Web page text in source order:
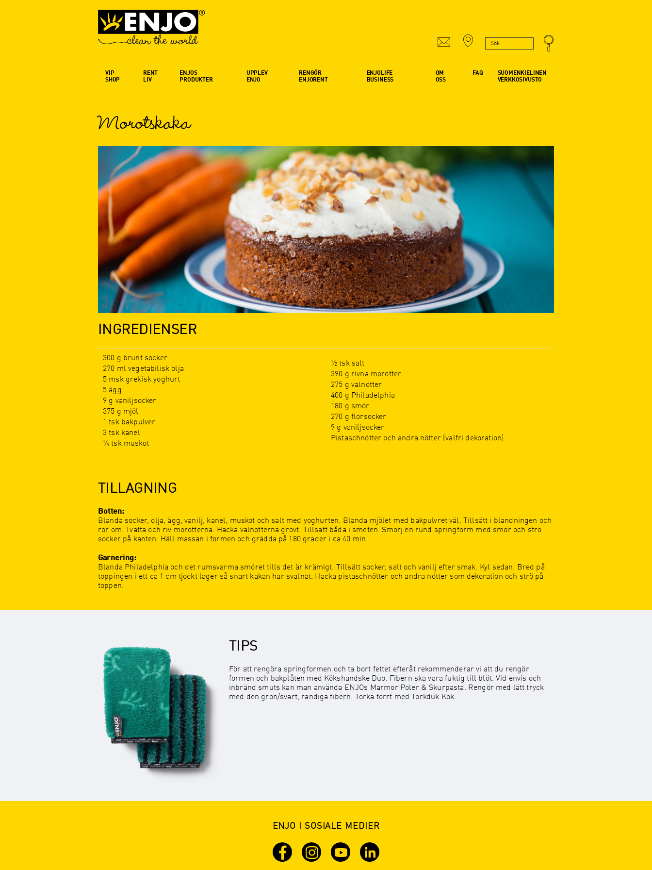
VIP-
SHOP
RENT
LIV
ENJOS
PRODUKTER
UPPLEV
ENJO
RENGÖR
ENJORENT
ENJOLIFE
BUSINESS
OM
OSS
FAQ
SUOMENKIELINEN
VERKKOSIVUSTO
Morotskaka
INGREDIENSER
300 g brunt socker
270 ml vegetabilisk olja
5 msk grekisk yoghurt
5 ägg
9 g vaniljsocker
375 g mjöl
1 tsk bakpulver
3 tsk kanel
¼ tsk muskot
½ tsk salt
390 g rivna morötter
275 g valnötter
400 g Philadelphia
180 g smör
270 g florsocker
9 g vaniljsocker
Pistaschnötter och andra nötter (valfri dekoration)
TILLAGNING
Botten:
Blanda socker, olja, ägg, vanilj, kanel, muskot och salt med yoghurten. Blanda mjölet med bakpulvret väl. Tillsätt i blandningen och
rör om. Tvätta och riv morötterna. Hacka valnötterna grovt. Tillsätt båda i smeten. Smörj en rund springform med smör och strö
socker på kanten. Häll massan i formen och grädda på 180 grader i ca 40 min.
Garnering:
Blanda Philadelphia och det rumsvarma smöret tills det är krämigt. Tillsätt socker, salt och vanilj efter smak. Kyl sedan. Bred på
toppingen i ett ca 1 cm tjockt lager så snart kakan har svalnat. Hacka pistaschnötter och andra nötter som dekoration och strö på
toppen.
TIPS
För att rengöra springformen och ta bort fettet efteråt rekommenderar vi att du rengör
formen och bakplåten med Kökshandske Duo. Fibern ska vara fuktig till blöt. Vid envis och
inbränd smuts kan man använda ENJOs Marmor Poler & Skurpasta. Rengör med lätt tryck
med den grön/svart, randiga fibern. Torka torrt med Torkduk Kök.
ENJO I SOSIALE MEDIER